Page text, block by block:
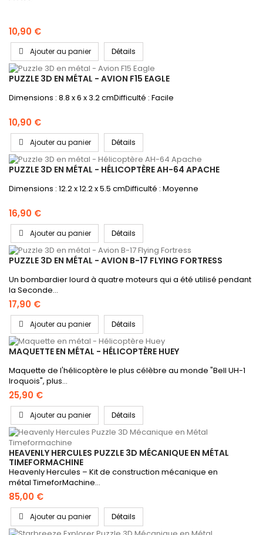
10,90 €
Ajouter au panier Détails
PUZZLE 3D EN MÉTAL - AVION F15 EAGLE
Dimensions : 8.8 x 6 x 3.2 cmDifficulté : Facile
10,90 €
Ajouter au panier Détails
PUZZLE 3D EN MÉTAL - HÉLICOPTÈRE AH-64 APACHE
Dimensions : 12.2 x 12.2 x 5.5 cmDifficulté : Moyenne
16,90 €
Ajouter au panier Détails
PUZZLE 3D EN MÉTAL - AVION B-17 FLYING FORTRESS
Un bombardier lourd à quatre moteurs qui a été utilisé pendant
la Seconde...
17,90 €
Ajouter au panier Détails
MAQUETTE EN MÉTAL - HÉLICOPTÈRE HUEY
Maquette de l'hélicoptère le plus célèbre au monde "Bell UH-1
Iroquois", plus...
25,90 €
Ajouter au panier Détails
HEAVENLY HERCULES PUZZLE 3D MÉCANIQUE EN MÉTAL
TIMEFORMACHINE
Heavenly Hercules – Kit de construction mécanique en
métal TimeforMachine...
85,00 €
Ajouter au panier Détails